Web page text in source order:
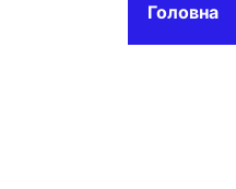
Головна